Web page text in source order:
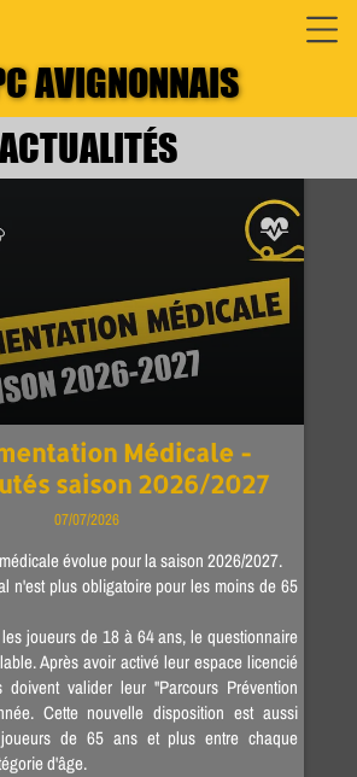
AVIGNONNAIS
ACTUALITÉS
1 2 4 5 8
Médicale -
saison 2026/2027
07/07/2026
évolue pour la saison 2026/2027.
n'est plus obligatoire pour les moins de 65
joueurs de 18 à 64 ans, le questionnaire
Après avoir activé leur espace licencié
valider leur "Parcours Prévention
Cette nouvelle disposition est aussi
de 65 ans et plus entre chaque
d'âge.